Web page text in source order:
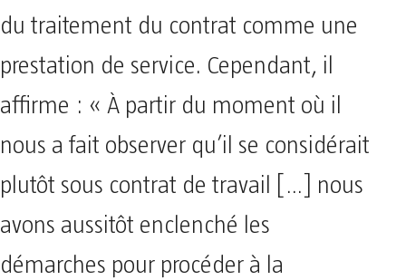
du traitement du contrat comme une
prestation de service. Cependant, il
affirme : « À partir du moment où il
nous a fait observer qu’il se considérait
plutôt sous contrat de travail […] nous
avons aussitôt enclenché les
démarches pour procéder à la